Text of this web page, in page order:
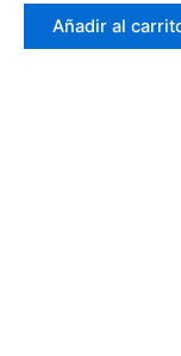
Añadir al